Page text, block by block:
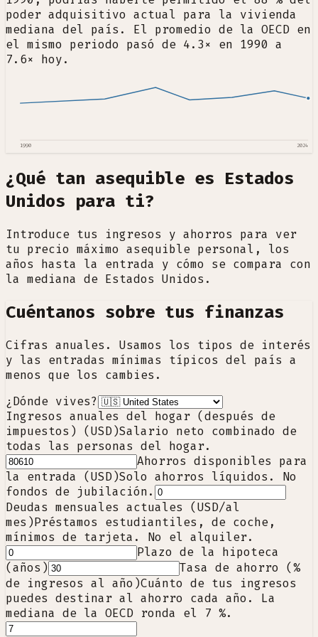
poder adquisitivo actual para la vivienda
mediana del país. El promedio de la OECD en
el mismo periodo pasó de 4.3× en 1990 a
7.6× hoy.
1990 2024
¿Qué tan asequible es Estados
Unidos para ti?
Introduce tus ingresos y ahorros para ver
tu precio máximo asequible personal, los
años hasta la entrada y cómo se compara con
la mediana de Estados Unidos.
Cuéntanos sobre tus finanzas
Cifras anuales. Usamos los tipos de interés
y las entradas mínimas típicos del país a
menos que los cambies.
¿Dónde vives?
Ingresos anuales del hogar (después de
impuestos) (USD)Salario neto combinado de
todas las personas del hogar.
Ahorros disponibles para
la entrada (USD)Solo ahorros líquidos. No
fondos de jubilación.
Deudas mensuales actuales (USD/al
mes)Préstamos estudiantiles, de coche,
mínimos de tarjeta. No el alquiler.
Plazo de la hipoteca
(años)
Tasa de ahorro (%
de ingresos al año)Cuánto de tus ingresos
puedes destinar al ahorro cada año. La
mediana de la OECD ronda el 7 %.